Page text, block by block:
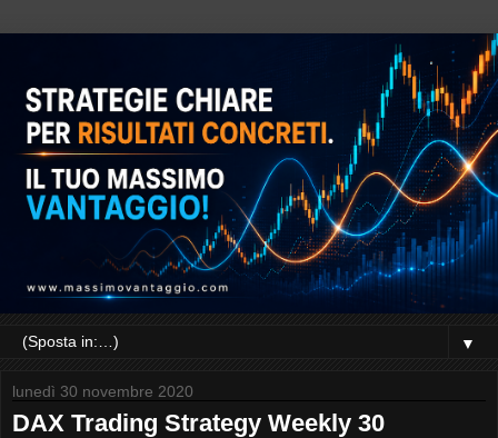
▼
lunedì 30 novembre 2020
DAX Trading Strategy Weekly 30